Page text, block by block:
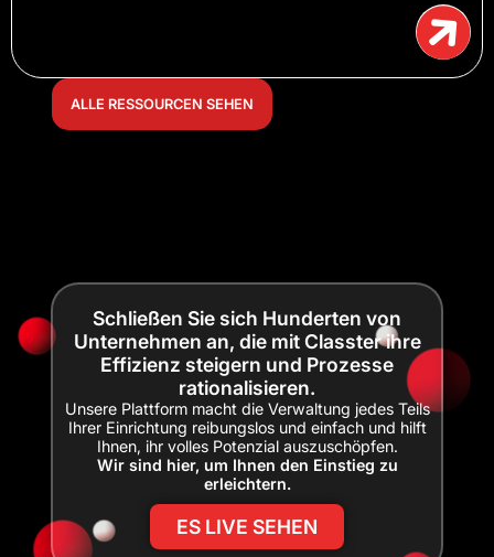
ALLE RESSOURCEN SEHEN
Schließen Sie sich Hunderten von
Unternehmen an, die mit Classter ihre
Effizienz steigern und Prozesse
rationalisieren.
Unsere Plattform macht die Verwaltung jedes Teils
Ihrer Einrichtung reibungslos und einfach und hilft
Ihnen, ihr volles Potenzial auszuschöpfen.
Wir sind hier, um Ihnen den Einstieg zu
erleichtern.
ES LIVE SEHEN